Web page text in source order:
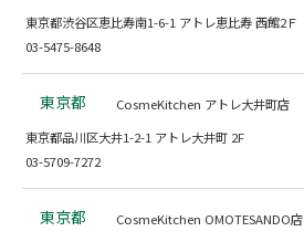
東京都渋谷区恵比寿南1-6-1 アトレ恵比寿 西館2Ｆ
03-5475-8648
東京都
CosmeKitchen アトレ大井町店
東京都品川区大井1-2-1 アトレ大井町 2F
03-5709-7272
東京都
CosmeKitchen OMOTESANDO店